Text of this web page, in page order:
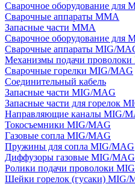
Сварочное оборудование для
Сварочные аппараты MMA
Запасные части MMA
Сварочное оборудование для
Сварочные аппараты MIG/
Механизмы подачи
Сварочные горелки MIG/MAG
Соединительный кабель
Запасные части MIG/MAG
Запасные части для горелок
Направляющие каналы MIG/
Токосъемники MIG/MAG
Газовые сопла MIG/MAG
Пружины для сопла MIG/MAG
Диффузоры газовые MIG/MAG
Ролики подачи проволоки
Шейки горелок (гусаки) MIG/